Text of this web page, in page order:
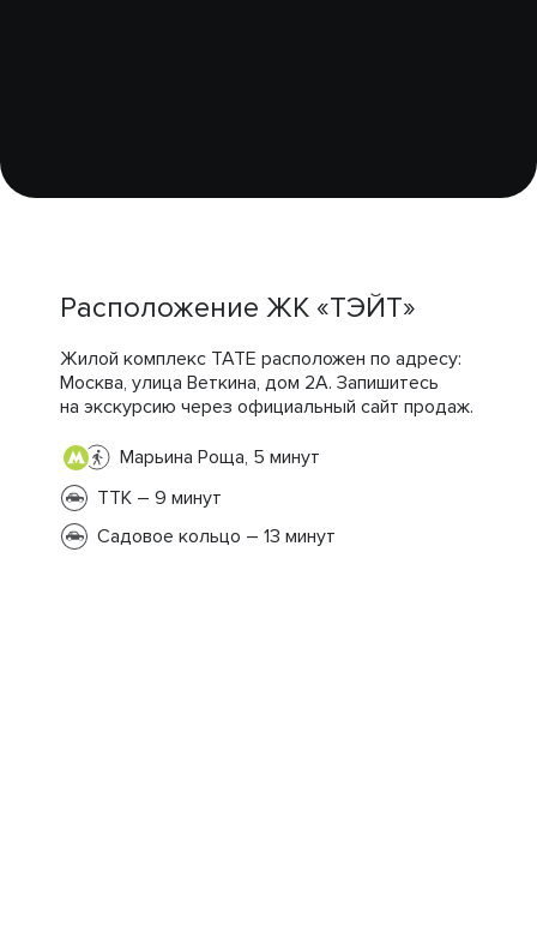
Расположение ЖК «ТЭЙТ»
Жилой комплекс TATE расположен по адресу:
Москва, улица Веткина, дом 2А. Запишитесь
на экскурсию через официальный сайт продаж.
Марьина Роща, 5 минут
ТТК – 9 минут
Садовое кольцо – 13 минут